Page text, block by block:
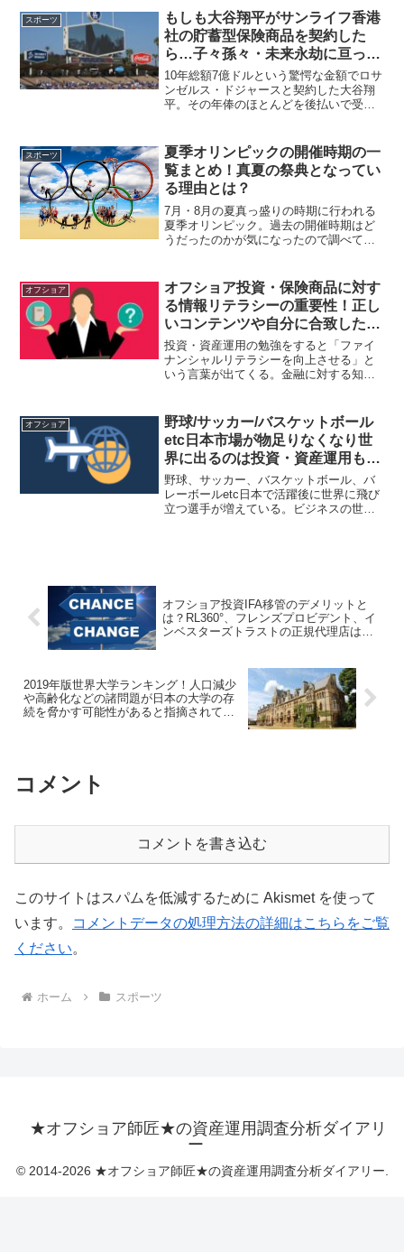
る。日本経済を成り立たせる為に更に観
光立国化を推し進めるべきだろう。
スポーツ
もしも大谷翔平がサンライフ香港
社の貯蓄型保険商品を契約した
ら…子々孫々・未来永劫に亘って
お金に困る事はないだろう。
10年総額7億ドルという驚愕な金額でロサ
ンゼルス・ドジャースと契約した大谷翔
平。その年俸のほとんどを後払いで受け
港の貯蓄型保険商品を契約したらどうな
るのだろうか？
スポーツ
夏季オリンピックの開催時期の一
覧まとめ！真夏の祭典となってい
る理由とは？
7月・8月の夏真っ盛りの時期に行われる
夏季オリンピック。過去の開催時期はど
うだったのかが気になったので調べて一
ら夏に開催しなければならない理由があ
ると言う。
オフショア
オフショア投資・保険商品に対す
る情報リテラシーの重要性！正し
いコンテンツや自分に合致した案
内の取捨選択はスポーツ選手と同
じ作業！
投資・資産運用の勉強をすると「ファイ
ナンシャルリテラシーを向上させる」と
いう言葉が出てくる。金融に対する知識
必要がある。正しい情報を取捨選択する
能力が重要となってくる。
オフショア
野球/サッカー/バスケットボール
etc日本市場が物足りなくなり世
界に出るのは投資・資産運用も同
じでは？目指せオフショア金融セ
ンター！
野球、サッカー、バスケットボール、バ
レーボールetc日本で活躍後に世界に飛び
立つ選手が増えている。ビジネスの世界
オフショア投資IFA移管のデメリットと
は？RL360°、フレンズプロビデント、イ
ンベスターズトラストの正規代理店は変
2019年版世界大学ランキング！人口減少
や高齢化などの諸問題が日本の大学の存
続を脅かす可能性があると指摘されてい
コメント
コメントを書き込む
このサイトはスパムを低減するために Akismet を使って
います。
コメントデータの処理方法の詳細はこちらをご覧
ください。
ホーム スポーツ
★オフショア師匠★の資産運用調査分析ダイアリ
ー
© 2014-2026 ★オフショア師匠★の資産運用調査分析ダイアリー.